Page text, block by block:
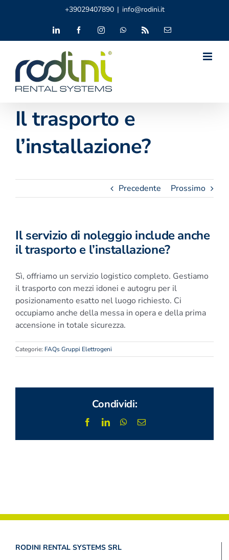
+39029407890 | info@rodini.it
LinkedIn FacebookInstagramWhatsApp Email
Il trasporto e
l’installazione?
Precedente Prossimo
Il servizio di noleggio include anche
il trasporto e l’installazione?
Sì, offriamo un servizio logistico completo. Gestiamo
il trasporto con mezzi idonei e autogru per il
posizionamento esatto nel luogo richiesto. Ci
occupiamo anche della messa in opera e della prima
accensione in totale sicurezza.
Categorie: FAQs Gruppi Elettrogeni
Condividi:
FacebookLinkedInWhatsApp
Email
RODINI RENTAL SYSTEMS SRL